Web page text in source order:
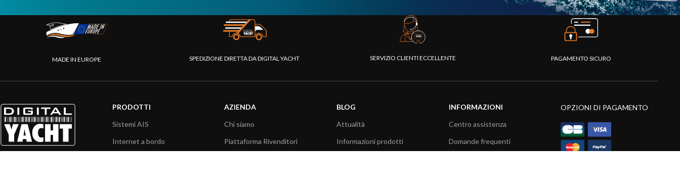
MADE IN EUROPE SPEDIZIONE DIRETTA DA DIGITAL YACHT SERVIZIO CLIENTI ECCELLENTE PAGAMENTO SICURO
PRODOTTI
Sistemi AIS
Internet a bordo
AZIENDA
Chi siamo
Piattaforma Rivenditori
BLOG
Attualità
Informazioni prodotti
INFORMAZIONI
Centro assistenza
Domande frequenti
OPZIONI DI PAGAMENTO